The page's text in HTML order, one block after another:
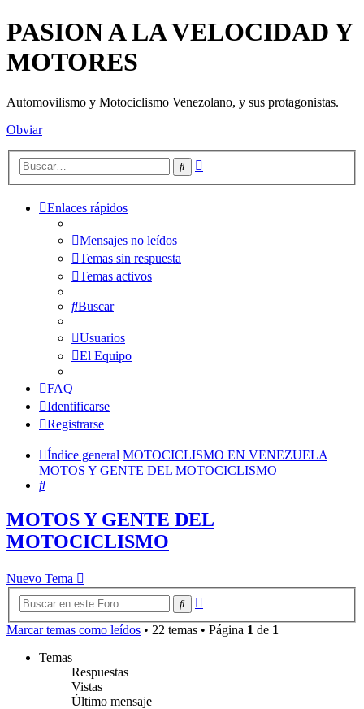
PASION A LA VELOCIDAD Y
MOTORES
Automovilismo y Motociclismo Venezolano, y sus protagonistas.
Obviar
Buscar
Enlaces rápidos
Mensajes no leídos
Temas sin respuesta
Temas activos
Buscar
Usuarios
El Equipo
FAQ
Identificarse
Registrarse
Índice general MOTOCICLISMO EN VENEZUELA
MOTOS Y GENTE DEL MOTOCICLISMO
Buscar
MOTOS Y GENTE DEL
MOTOCICLISMO
Nuevo Tema
Buscar
Marcar temas como leídos • 22 temas • Página 1 de 1
Temas
Respuestas
Vistas
Último mensaje